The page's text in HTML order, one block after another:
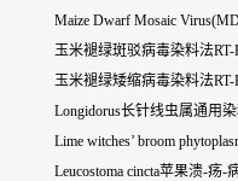
Maize Dwarf Mosaic
玉米褪绿斑驳病毒染料法RT-
玉米褪绿矮缩病毒染料法RT-
Longidorus长针线虫属通用
Lime witches’ broom
Leucostoma cincta苹果溃-疡